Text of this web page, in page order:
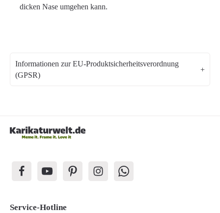
dicken Nase umgehen kann.
Informationen zur EU-Produktsicherheitsverordnung
(GPSR)
Service-Hotline